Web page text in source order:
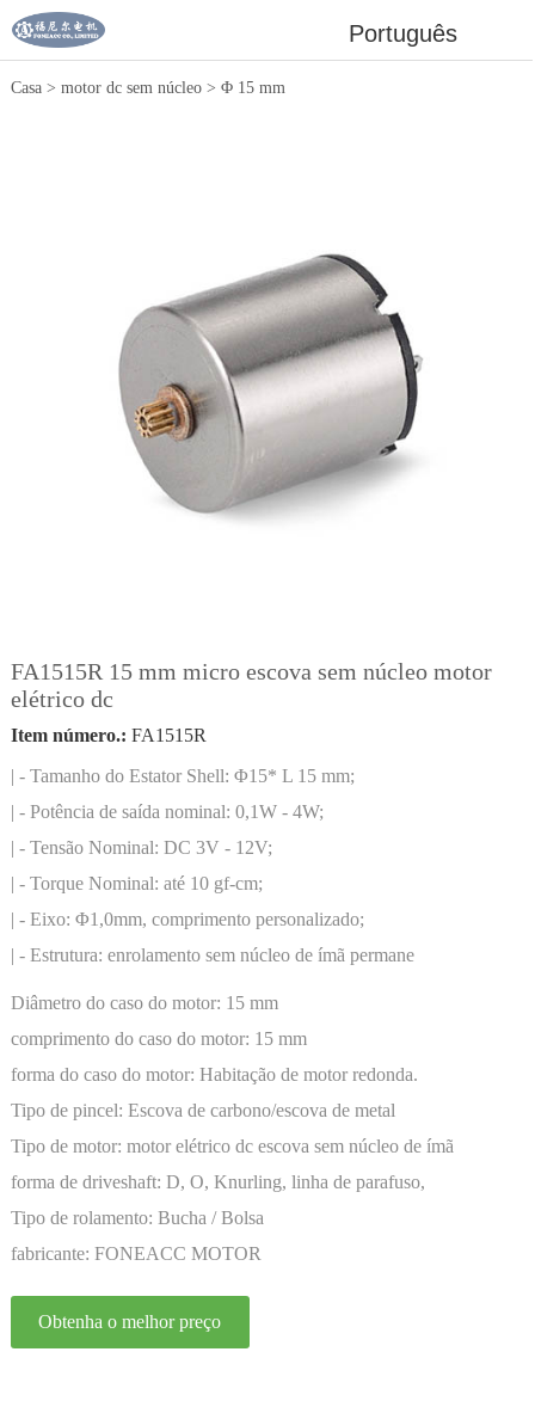
Português
Casa> motor dc sem núcleo> Φ 15 mm
FA1515R 15 mm micro escova sem núcleo motor
elétrico dc
Item número.: FA1515R
| - Tamanho do Estator Shell: Φ15* L 15 mm;
| - Potência de saída nominal: 0,1W - 4W;
| - Tensão Nominal: DC 3V - 12V;
| - Torque Nominal: até 10 gf-cm;
| - Eixo: Φ1,0mm, comprimento personalizado;
| - Estrutura: enrolamento sem núcleo de ímã permane
Diâmetro do caso do motor: 15 mm
comprimento do caso do motor: 15 mm
forma do caso do motor: Habitação de motor redonda.
Tipo de pincel: Escova de carbono/escova de metal
Tipo de motor: motor elétrico dc escova sem núcleo de ímã
permanente
forma de driveshaft: D, O, Knurling, linha de parafuso,
Personalização
Tipo de rolamento: Bucha / Bolsa
fabricante: FONEACC MOTOR
Obtenha o melhor preço